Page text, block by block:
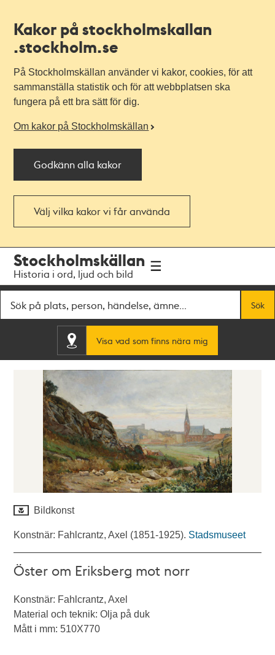
Kakor på stockholmskallan
.stockholm.se
På Stockholmskällan använder vi kakor, cookies, för att
sammanställa statistik och för att webbplatsen ska
fungera på ett bra sätt för dig.
Om kakor på Stockholmskällan
Godkänn alla kakor
Välj vilka kakor vi får använda
navigationen
huvudinnehållet
Stockholmskällan
Historia i ord, ljud och bild
Sök
Visa vad som finns nära mig
Bildkonst
Konstnär: Fahlcrantz, Axel (1851-1925). Stadsmuseet
Öster om Eriksberg mot norr
Konstnär: Fahlcrantz, Axel
Material och teknik: Olja på duk
Mått i mm: 510X770